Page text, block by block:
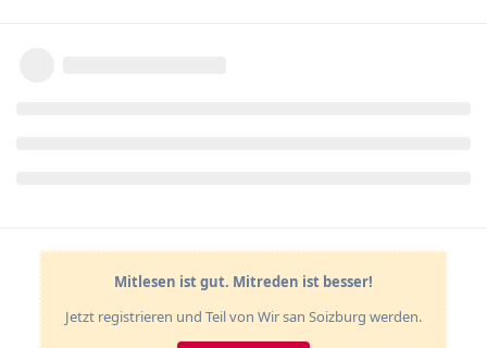
Mitlesen ist gut. Mitreden ist besser!
Jetzt registrieren und Teil von Wir san Soizburg werden.